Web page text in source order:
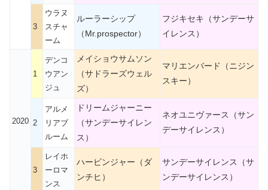
3
ウラヌ
スチャ
ーム
ルーラーシップ
（Mr.prospector）
フジキセキ（サンデーサ
イレンス）
2020
1
デンコ
ウアン
ジュ
メイショウサムソン
（サドラーズウェル
ズ）
マリエンバード（ニジン
スキー）
2
アルメ
リアブ
ルーム
ドリームジャーニー
（サンデーサイレン
ス）
ネオユニヴァース（サン
デーサイレンス）
3
レイホ
ーロマ
ンス
ハービンジャー（ダ
ンチヒ）
サンデーサイレンス（サ
ンデーサイレンス）